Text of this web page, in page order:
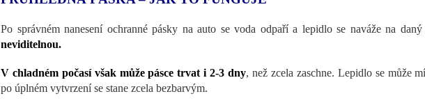
Po správném nanesení ochranné pásky na auto se voda odpaří a lepidlo se naváže na daný
neviditelnou.
V chladném počasí však může pásce trvat i 2-3 dny, než zcela zaschne. Lepidlo se může
po úplném vytvrzení se stane zcela bezbarvým.